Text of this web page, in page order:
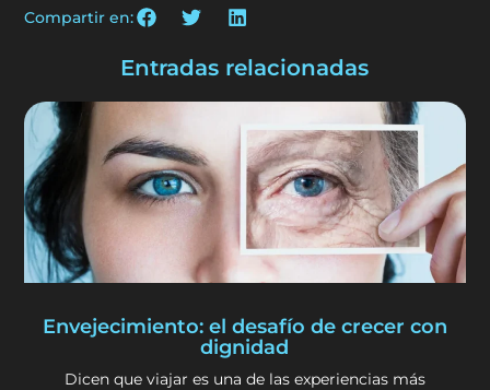
Compartir en:
Entradas relacionadas
Envejecimiento: el desafío de crecer con
dignidad
Dicen que viajar es una de las experiencias más